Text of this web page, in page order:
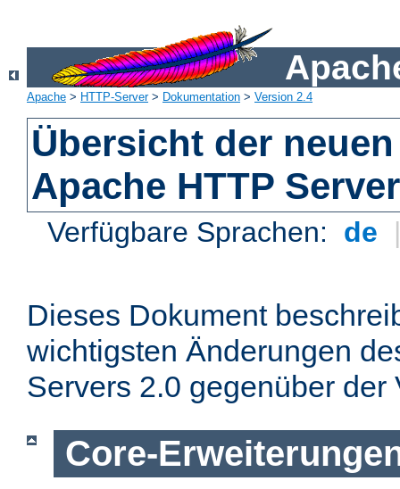
Apache > HTTP-Server> Dokumentation > Version 2.4
Übersicht der
Apache HTTP
Verfügbare Sprachen: de
Dieses Dokument
wichtigsten Änderungen
Servers 2.0 gegenüber der
Core-